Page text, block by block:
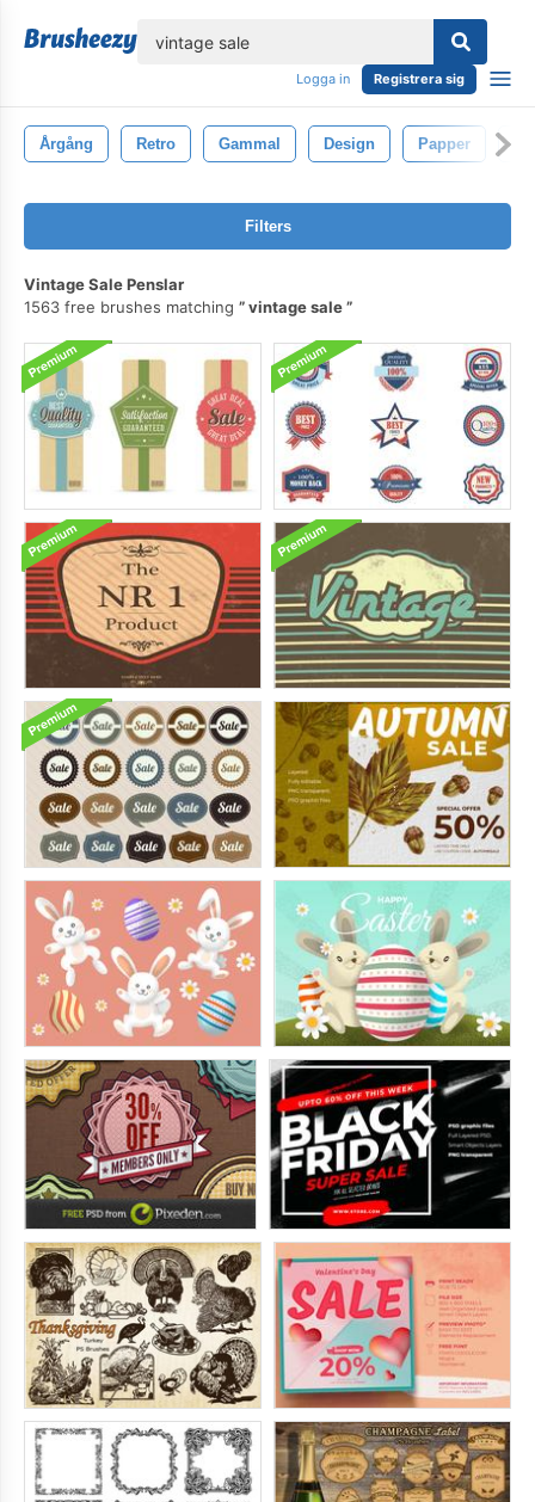
Logga in Registrera sig
Årgång Retro Gammal Design Papper
Filters
Vintage Sale Penslar
1563 free brushes matching
vintage sale